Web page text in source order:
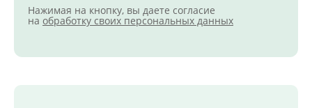
Нажимая на кнопку, вы даете согласие
на обработку своих персональных данных